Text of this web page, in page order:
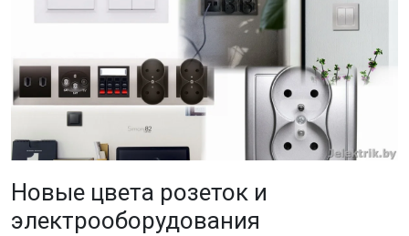
Новые цвета розеток и
электрооборудования